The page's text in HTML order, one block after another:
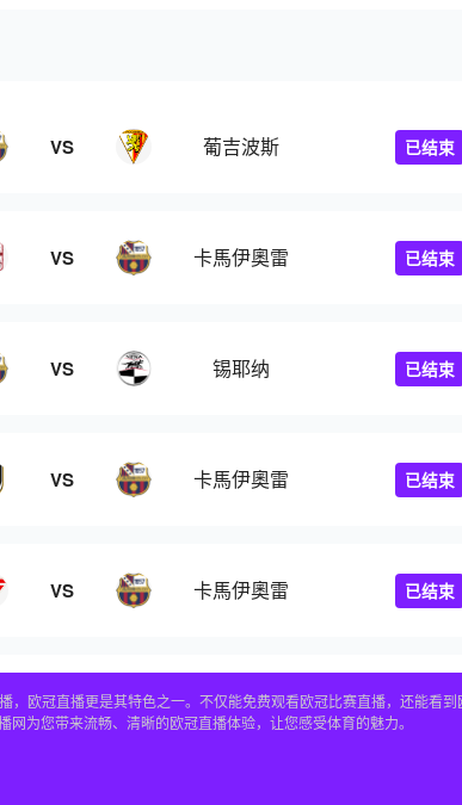
VS 葡吉波斯 已结束
VS 卡馬伊奧雷 已结束
VS 锡耶纳 已结束
VS 卡馬伊奧雷 已结束
VS 卡馬伊奧雷 已结束
欧冠直播更是其特色之一。不仅能免费观看欧冠比赛直播，还能看
为您带来流畅、清晰的欧冠直播体验，让您感受体育的魅力。